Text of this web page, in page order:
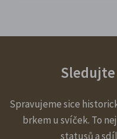
Spravujeme sice
brkem u svíček. To
statusů a